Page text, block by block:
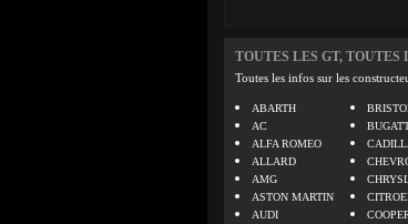
TOUTES LES GT, TOUTES
Toutes les infos sur les
ABARTH
AC
ALFA ROMEO
ALLARD
AMG
ASTON MARTIN
AUDI